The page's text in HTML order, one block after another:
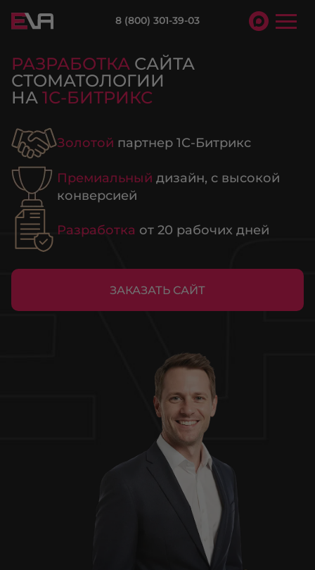
8 (800) 301-39-03
РАЗРАБОТКА САЙТА
СТОМАТОЛОГИИ
НА 1С-БИТРИКС
Золотой партнер 1С-Битрикс
Премиальный дизайн, с высокой
конверсией
Разработка от 20 рабочих дней
ЗАКАЗАТЬ САЙТ